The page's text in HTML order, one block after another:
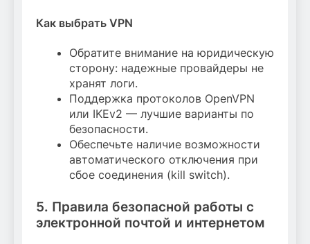
Как выбрать VPN
Обратите внимание на юридическую
сторону: надежные провайдеры не
хранят логи.
Поддержка протоколов OpenVPN
или IKEv2 — лучшие варианты по
безопасности.
Обеспечьте наличие возможности
автоматического отключения при
сбое соединения (kill switch).
5. Правила безопасной работы с
электронной почтой и интернетом